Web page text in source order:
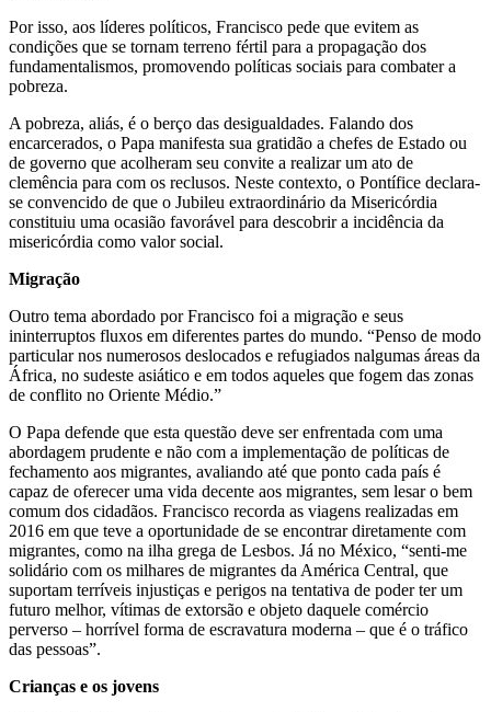
Por isso, aos líderes políticos, Francisco pede que evitem as
condições que se tornam terreno fértil para a propagação dos
fundamentalismos, promovendo políticas sociais para combater a
pobreza.
A pobreza, aliás, é o berço das desigualdades. Falando dos
encarcerados, o Papa manifesta sua gratidão a chefes de Estado ou
de governo que acolheram seu convite a realizar um ato de
clemência para com os reclusos. Neste contexto, o Pontífice declara-
se convencido de que o Jubileu extraordinário da Misericórdia
constituiu uma ocasião favorável para descobrir a incidência da
misericórdia como valor social.
Migração
Outro tema abordado por Francisco foi a migração e seus
ininterruptos fluxos em diferentes partes do mundo. “Penso de modo
particular nos numerosos deslocados e refugiados nalgumas áreas da
África, no sudeste asiático e em todos aqueles que fogem das zonas
de conflito no Oriente Médio.”
O Papa defende que esta questão deve ser enfrentada com uma
abordagem prudente e não com a implementação de políticas de
fechamento aos migrantes, avaliando até que ponto cada país é
capaz de oferecer uma vida decente aos migrantes, sem lesar o bem
comum dos cidadãos. Francisco recorda as viagens realizadas em
2016 em que teve a oportunidade de se encontrar diretamente com
migrantes, como na ilha grega de Lesbos. Já no México, “senti-me
solidário com os milhares de migrantes da América Central, que
suportam terríveis injustiças e perigos na tentativa de poder ter um
futuro melhor, vítimas de extorsão e objeto daquele comércio
perverso – horrível forma de escravatura moderna – que é o tráfico
das pessoas”.
Crianças e os jovens